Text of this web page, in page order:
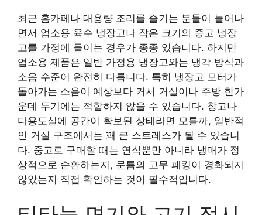
최근 홈카페나 대용량 조리를 즐기는 분들이 늘어나
면서 업소용 육수 냉장고나 작은 크기의 중고 냉장
고를 가정에 들이는 경우가 종종 있습니다. 하지만
업소용 제품은 일반 가정용 냉장고와는 냉각 방식과
소음 수준이 완전히 다릅니다. 특히 냉장고 모터가
돌아가는 소음이 예상보다 커서 거실이나 주방 한가
운데 두기에는 적합하지 않을 수 있습니다. 창고나
다용도실에 공간이 확보된 상태라면 모를까, 일반적
인 거실 구조에서는 꽤 큰 스트레스가 될 수 있습니
다. 중고로 구매할 때는 연식뿐만 아니라 냉매가 정
상적으로 순환하는지, 문틈의 고무 패킹이 경화되지
않았는지 직접 확인하는 것이 필수적입니다.